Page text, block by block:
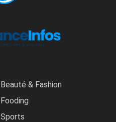
Beauté & Fashion
Fooding
Sports